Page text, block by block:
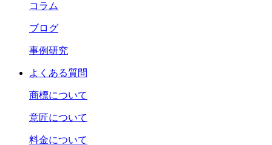
コラム
ブログ
事例研究
よくある質問
商標について
意匠について
料金について